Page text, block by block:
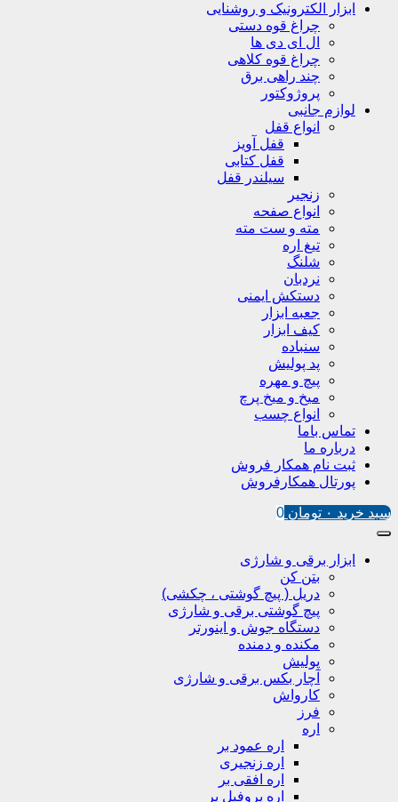
ابزار الکترونیک و روشنایی
چراغ قوه دستی
ال ای دی ها
چراغ قوه کلاهی
چند راهی برق
پروژوکتور
لوازم جانبی
انواع قفل
قفل آویز
قفل کتابی
سیلندر قفل
زنجیر
انواع صفحه
مته و ست مته
تیغ اره
شلنگ
نردبان
دستکش ایمنی
جعبه ابزار
کیف ابزار
سنباده
پد پولیش
پیچ و مهره
میخ و میخ پرچ
انواع چسب
تماس باما
درباره ما
ثبت نام همکار فروش
پورتال همکارفروش
سبد خرید ۰ تومان 0
ابزار برقی و شارژی
بتن کن
دریل ( پیچ گوشتی ، چکشی)
پیچ گوشتی برقی و شارژی
دستگاه جوش و اینورتر
مکنده و دمنده
پولیش
آچار بکس برقی و شارژی
کارواش
فرز
اره
اره عمود بر
اره زنجیری
اره افقی بر
اره پروفیل پر